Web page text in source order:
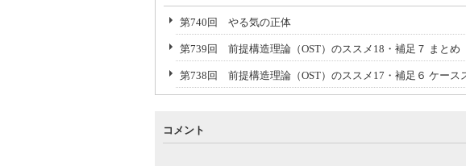
第740回 やる気の正体
第739回 前提構造理論（OST）のススメ18・補足７ まとめ
第738回 前提構造理論（OST）のススメ17・補足６ ケース
コメント